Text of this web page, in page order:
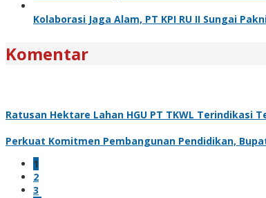
Kolaborasi Jaga Alam, PT KPI RU II Sungai
Komentar
Ratusan Hektare Lahan HGU PT TKWL Terindikasi
Perkuat Komitmen Pembangunan Pendidikan,
1
2
3